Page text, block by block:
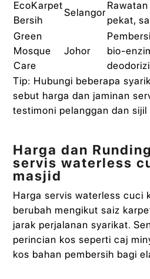
EcoKarpet
Bersih
Selangor
pekat,
Green
Mosque
Care
Johor
bio-
Tip: Hubungi beberapa
sebut harga dan jaminan
testimoni pelanggan dan
Harga dan
servis waterless
masjid
Harga servis waterless cuci
berubah mengikut saiz
jarak perjalanan syarikat.
perincian kos seperti caj
kos bahan pembersih bagi